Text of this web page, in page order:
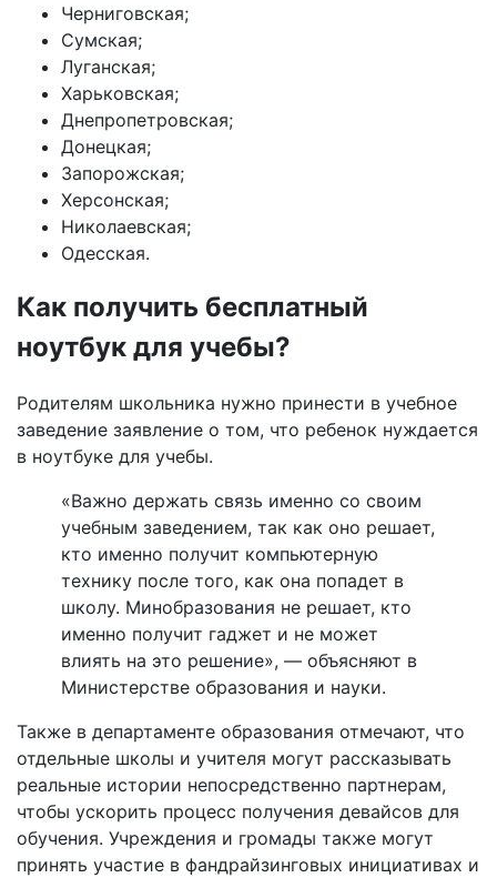
Черниговская;
Сумская;
Луганская;
Харьковская;
Днепропетровская;
Донецкая;
Запорожская;
Херсонская;
Николаевская;
Одесская.
Как получить бесплатный
ноутбук для учебы?
Родителям школьника нужно принести в учебное
заведение заявление о том, что ребенок нуждается
в ноутбуке для учебы.
«Важно держать связь именно со своим
учебным заведением, так как оно решает,
кто именно получит компьютерную
технику после того, как она попадет в
школу. Минобразования не решает, кто
именно получит гаджет и не может
влиять на это решение», — объясняют в
Министерстве образования и науки.
Также в департаменте образования отмечают, что
отдельные школы и учителя могут рассказывать
реальные истории непосредственно партнерам,
чтобы ускорить процесс получения девайсов для
обучения. Учреждения и громады также могут
принять участие в фандрайзинговых инициативах и